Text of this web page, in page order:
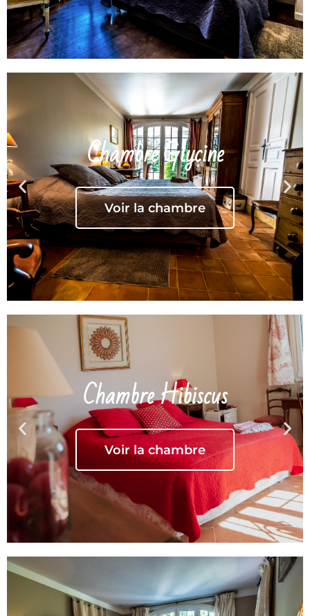
Chambre Glycine
Voir la chambre
Chambre Hibiscus
Voir la chambre